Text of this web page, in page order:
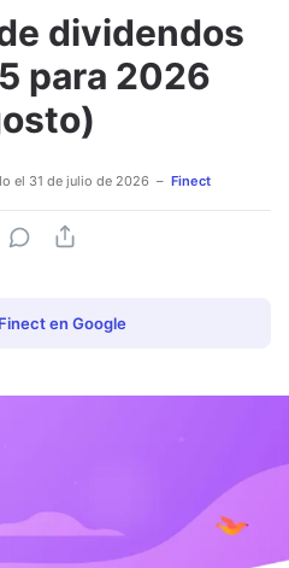
dividendos
para 2026
el 31 de julio de 2026 Finect
en Google